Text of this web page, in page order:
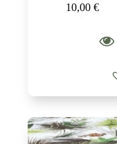
10,00 €